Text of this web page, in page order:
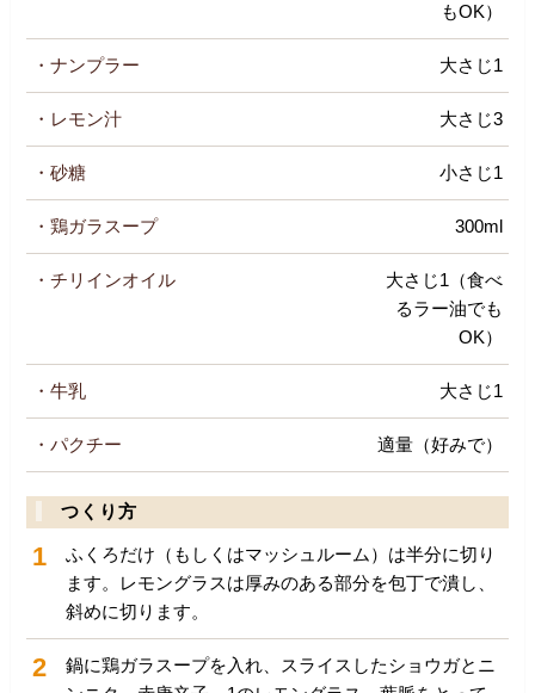
もOK）
・ナンプラー 大さじ1
・レモン汁 大さじ3
・砂糖 小さじ1
・鶏ガラスープ 300ml
・チリインオイル
大さじ1（食べ
るラー油でも
OK）
・牛乳 大さじ1
・パクチー 適量（好みで）
つくり方
1
ふくろだけ（もしくはマッシュルーム）は半分に切り
ます。レモングラスは厚みのある部分を包丁で潰し、
斜めに切ります。
2
鍋に鶏ガラスープを入れ、スライスしたショウガとニ